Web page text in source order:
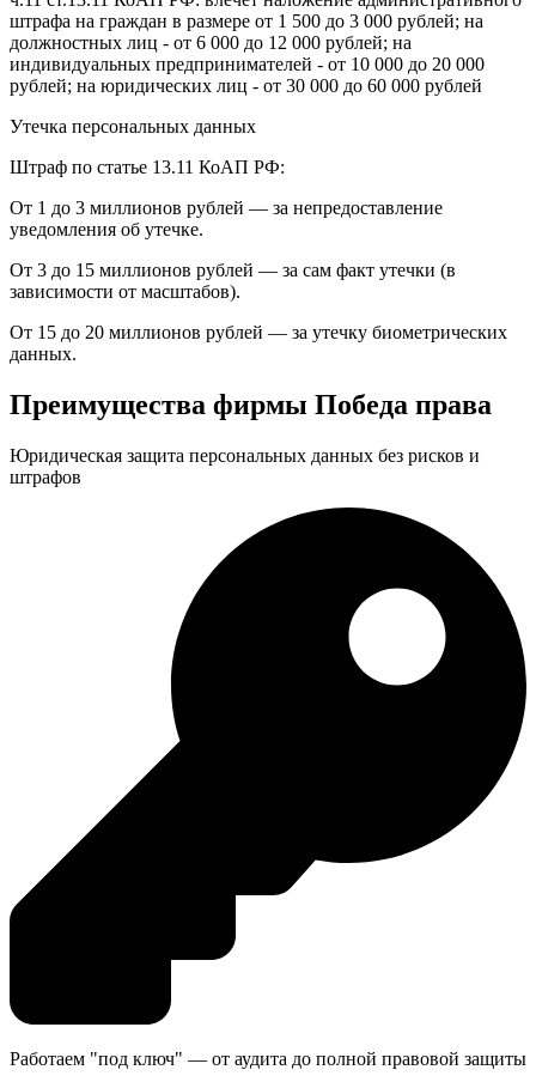
штрафа на граждан в размере от 1 500 до 3 000 рублей; на
должностных лиц - от 6 000 до 12 000 рублей; на
индивидуальных предпринимателей - от 10 000 до 20 000
рублей; на юридических лиц - от 30 000 до 60 000 рублей
Утечка персональных данных
Штраф по статье 13.11 КоАП РФ:
От 1 до 3 миллионов рублей — за непредоставление
уведомления об утечке.
От 3 до 15 миллионов рублей — за сам факт утечки (в
зависимости от масштабов).
От 15 до 20 миллионов рублей — за утечку биометрических
данных.
Преимущества фирмы Победа права
Юридическая защита персональных данных без рисков и
штрафов
Работаем "под ключ" — от аудита до полной правовой защиты